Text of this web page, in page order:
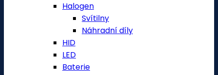
Halogen
Svítilny
Náhradní díly
HID
LED
Baterie